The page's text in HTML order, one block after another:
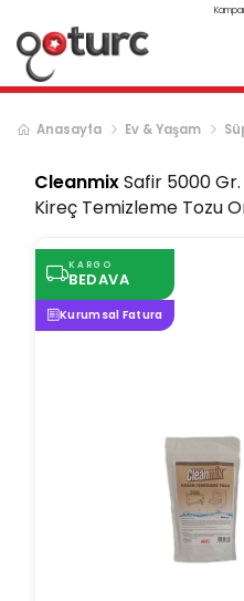
Anasayfa Ev & Yaşam
CleanmixSafir 5000 Gr.
Kireç Temizleme Tozu
KARGO
BEDAVA
Kurumsal Fatura